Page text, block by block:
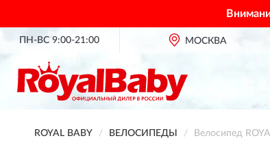
ПН-ВС 9:00-21:00 МОСКВА
ОФИЦИАЛЬНЫЙ ДИЛЕРROYAL
ROYAL BABY ВЕЛОСИПЕДЫ Велосипед